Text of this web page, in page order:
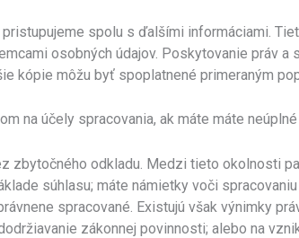
spolu s ďalšími informáciami.
osobných údajov. Poskytovanie práv
kópie môžu byť spoplatnené primeraným
na účely spracovania, ak máte máte
zbytočného odkladu. Medzi tieto okolnosti
súhlasu; máte námietky voči
spracované. Existujú však výnimky
zákonnej povinnosti; alebo na